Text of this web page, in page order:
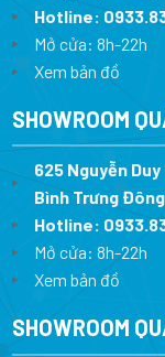
Hotline:
Mở cửa: 8h-22h
Xem bản đồ
SHOWROOM
625 Nguyễn Duy
Bình Trưng
Hotline:
Mở cửa: 8h-22h
Xem bản đồ
SHOWROOM